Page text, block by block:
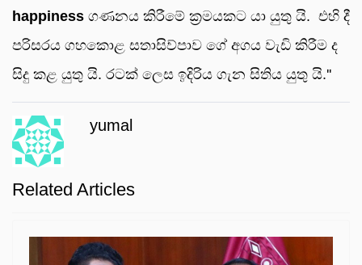
happiness ගණනය කිරීමේ ක්‍රමයකට යා යුතු යි. එහි දී
පරිසරය ගහකොළ සතාසිව්පාව ගේ අගය වැඩි කිරීම ද
සිදු කළ යුතු යි. රටක් ලෙස ඉදිරිය ගැන සිතිය යුතු යි.''
yumal
Related Articles